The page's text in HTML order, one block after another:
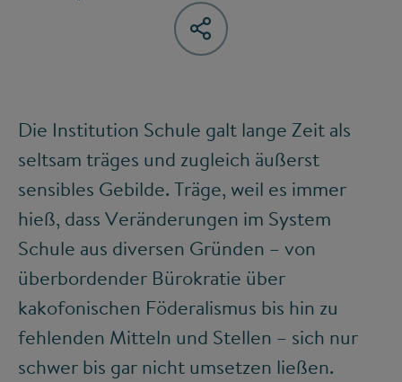
Die Institution Schule galt lange Zeit als
seltsam träges und zugleich äußerst
sensibles Gebilde. Träge, weil es immer
hieß, dass Veränderungen im System
Schule aus diversen Gründen – von
überbordender Bürokratie über
kakofonischen Föderalismus bis hin zu
fehlenden Mitteln und Stellen – sich nur
schwer bis gar nicht umsetzen ließen.